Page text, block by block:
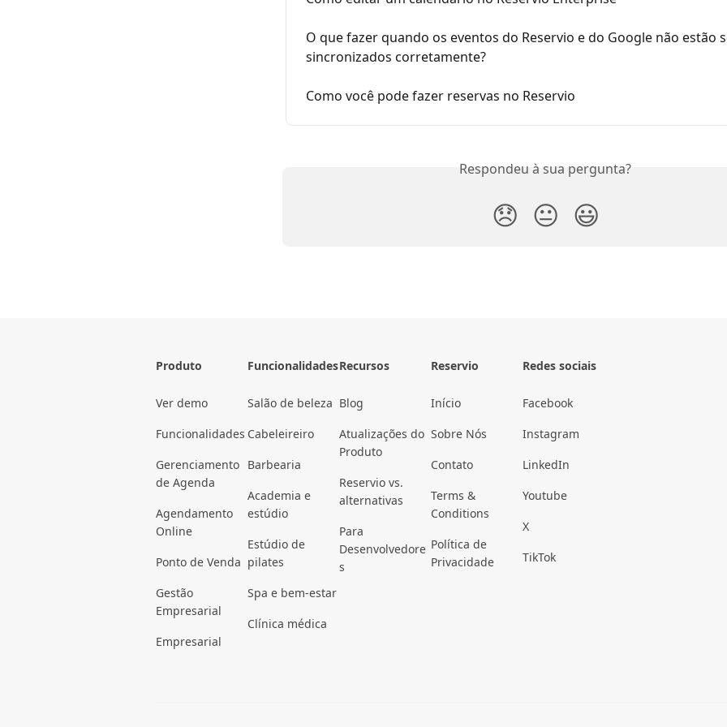
O que fazer quando os eventos do Reservio e do Google não estão
sincronizados corretamente?
Como você pode fazer reservas no Reservio
Respondeu à sua pergunta?
😞 😐 😃
Produto
Ver demo
Funcionalidades
Gerenciamento
de Agenda
Agendamento
Online
Ponto de Venda
Gestão
Empresarial
Empresarial
Funcionalidades
Salão de beleza
Cabeleireiro
Barbearia
Academia e
estúdio
Estúdio de
pilates
Spa e bem-estar
Clínica médica
Recursos
Blog
Atualizações do
Produto
Reservio vs.
alternativas
Para
Desenvolvedore
s
Reservio
Início
Sobre Nós
Contato
Terms &
Conditions
Política de
Privacidade
Redes sociais
Facebook
Instagram
LinkedIn
Youtube
X
TikTok